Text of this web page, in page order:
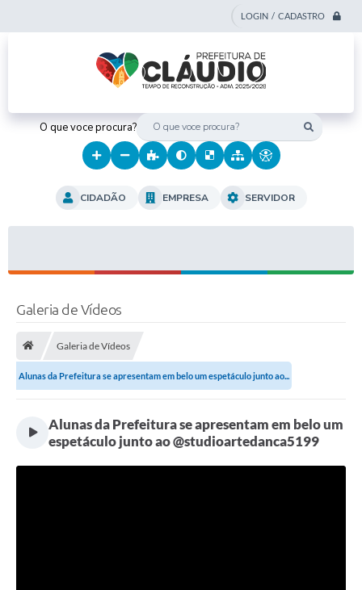
LOGIN / CADASTRO
O que voce procura?
CIDADÃO EMPRESA SERVIDOR
Galeria de Vídeos
Galeria de Vídeos
Alunas da Prefeitura se apresentam em belo um espetáculo junto ao...
Alunas da Prefeitura se apresentam em belo um
espetáculo junto ao @studioartedanca5199